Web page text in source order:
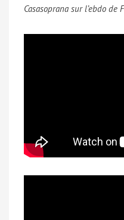
Casasoprana sur l’ebdo